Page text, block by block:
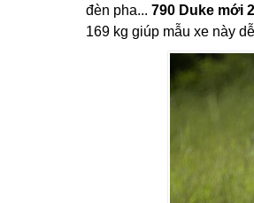
đèn pha... 790 Duke mới
169 kg giúp mẫu xe này